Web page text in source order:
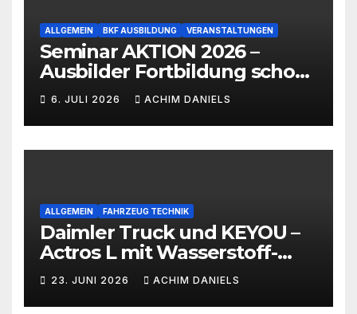
ALLGEMEIN BKF AUSBILDUNG VERANSTALTUNGEN
Seminar AKTION 2026 –
Ausbilder Fortbildung schon
ab 399€!!!
6. JULI 2026 ACHIM DANIELS
ALLGEMEIN FAHRZEUG TECHNIK
Daimler Truck und KEYOU –
Actros L mit Wasserstoff-
Verbrennermotor
23. JUNI 2026 ACHIM DANIELS